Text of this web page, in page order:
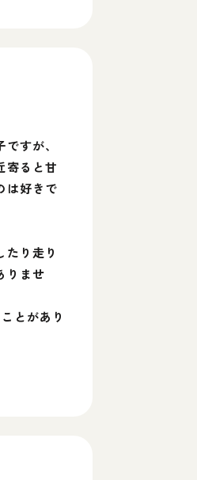
すが、
寄ると甘
は好きで
り走り
りませ
とがあり